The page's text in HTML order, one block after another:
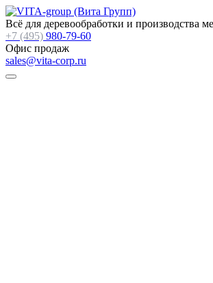
Всё для деревообработки и производства
+7 (495) 980-79-60
Офис продаж
sales@vita-corp.ru